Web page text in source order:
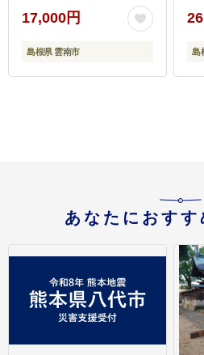
会社アルプロン
[AIAL088]
17,000円
島根県 雲南市
由
島
あなたにおすす